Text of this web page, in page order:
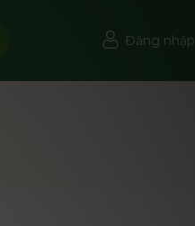
Đăng nhập